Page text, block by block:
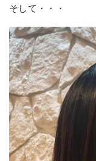
そして・・・